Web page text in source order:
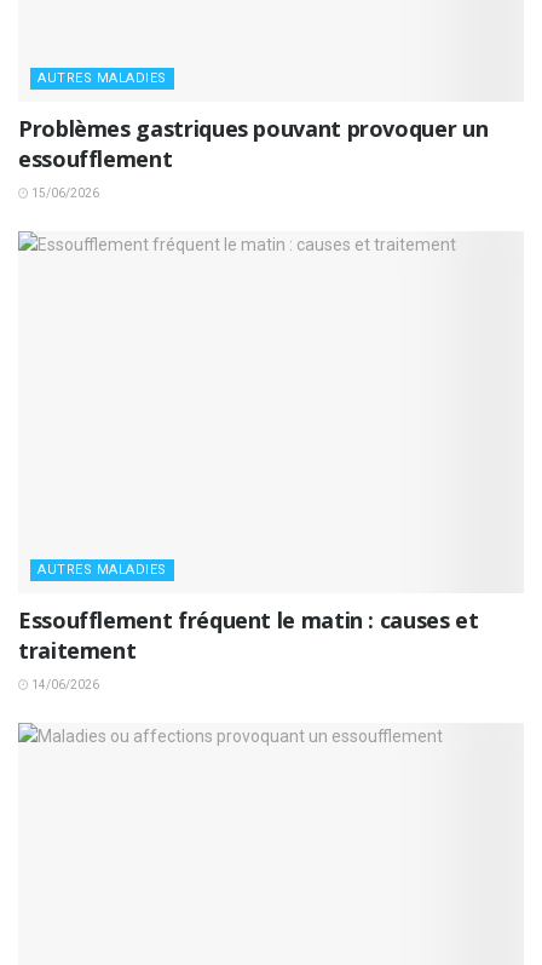
AUTRES MALADIES
Problèmes gastriques pouvant provoquer un
essoufflement
15/06/2026
AUTRES MALADIES
Essoufflement fréquent le matin : causes et
traitement
14/06/2026